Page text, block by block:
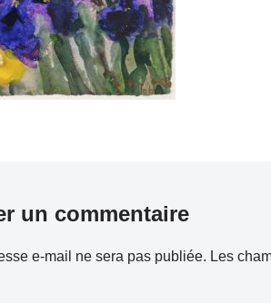
un commentaire
e-mail ne sera pas publiée. Les